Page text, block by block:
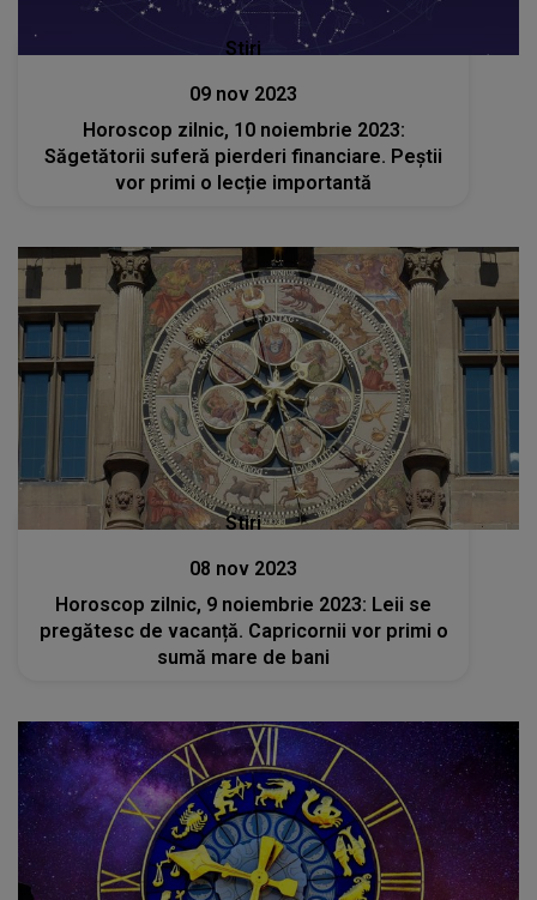
Stiri
09 nov 2023
Horoscop zilnic, 10 noiembrie 2023:
Săgetătorii suferă pierderi financiare. Peștii
vor primi o lecție importantă
Stiri
08 nov 2023
Horoscop zilnic, 9 noiembrie 2023: Leii se
pregătesc de vacanță. Capricornii vor primi o
sumă mare de bani